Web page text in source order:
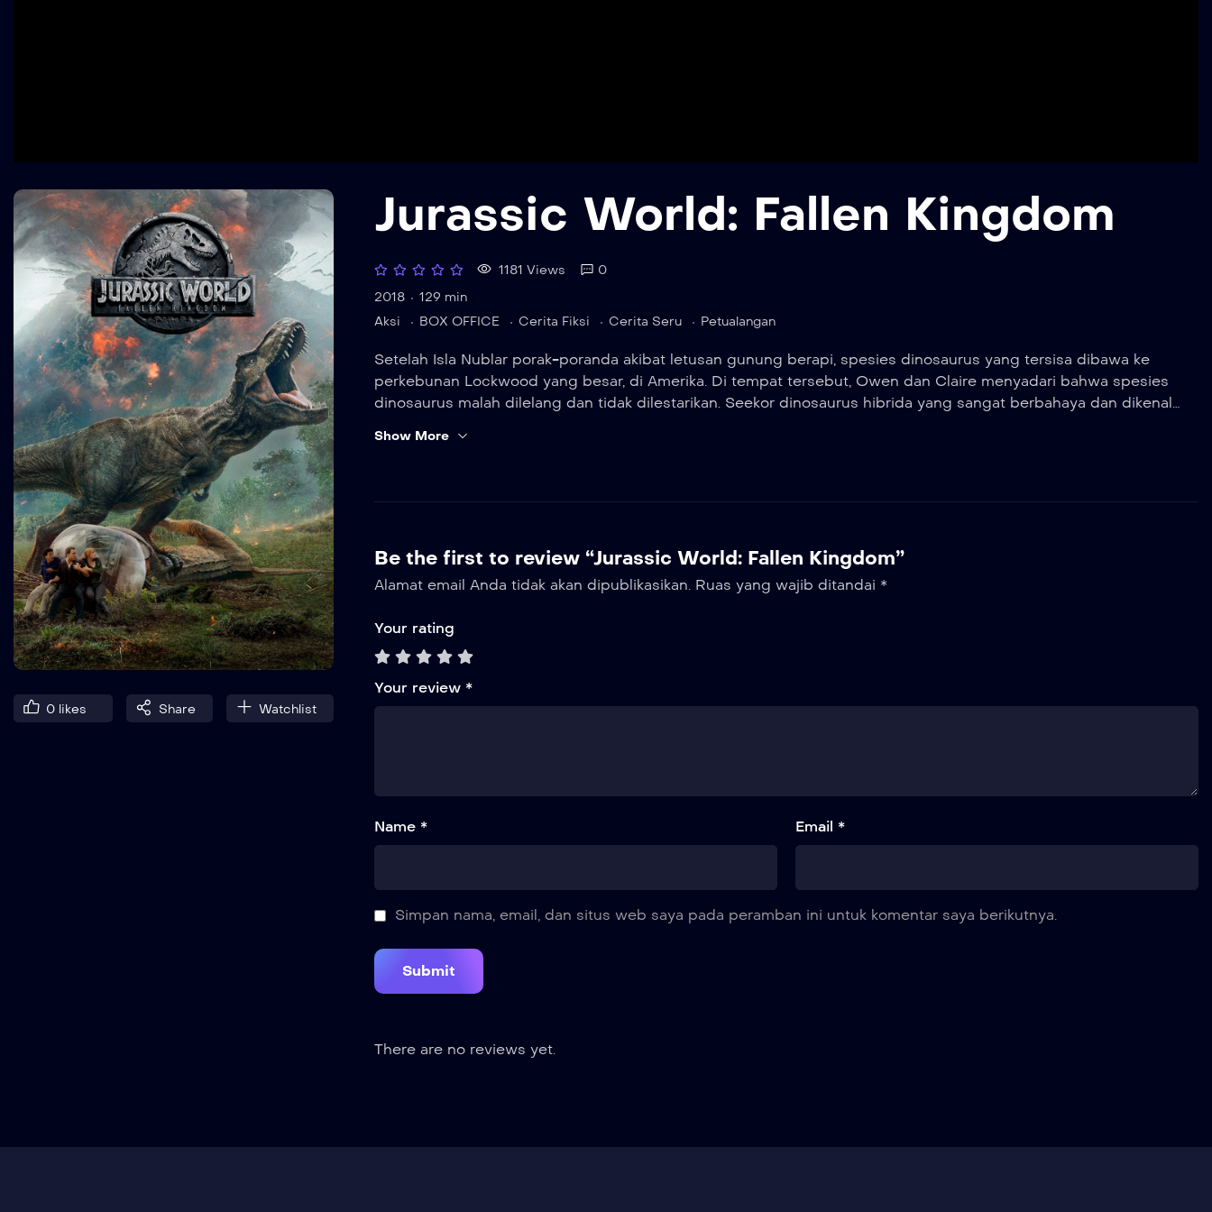
0 likes Share Watchlist
Jurassic World: Fallen Kingdom
1181 Views
0
2018
129 min
Aksi
BOX OFFICE Cerita Fiksi Cerita Seru Petualangan
Setelah Isla Nublar porak-poranda akibat letusan gunung berapi, spesies dinosaurus yang tersisa dibawa ke
perkebunan Lockwood yang besar, di Amerika. Di tempat tersebut, Owen dan Claire menyadari bahwa spesies
dinosaurus malah dilelang dan tidak dilestarikan. Seekor dinosaurus hibrida yang sangat berbahaya dan dikenal
Show More
Be the first to review “Jurassic World: Fallen Kingdom”
Alamat email Anda tidak akan dipublikasikan. Ruas yang wajib ditandai *
Your rating
Your review *
Name * Email *
Simpan nama, email, dan situs web saya pada peramban ini untuk komentar saya berikutnya.
There are no reviews yet.